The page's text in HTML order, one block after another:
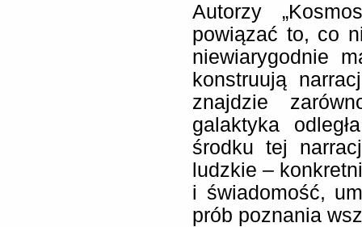
Autorzy
powiązać to, co
niewiarygodnie
konstruują
znajdzie
galaktyka
środku tej
ludzkie –
i świadomość,
prób poznania